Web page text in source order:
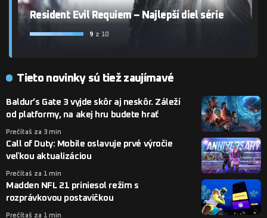
Resident Evil Requiem – Najlepší diel série
9 z 10
Tieto novinky sú tiež zaujímavé
Baldur’s Gate 3 vyjde skôr aj neskôr. Záleží
od platformy, na akej hru budete hrať
Prečítaš za 3 min
Call of Duty: Mobile oslavuje prvé výročie
veľkou aktualizáciou
Prečítaš za 1 min
Madden NFL 21 priniesol režim s
rozprávkovou postavičkou
Prečítaš za 1 min